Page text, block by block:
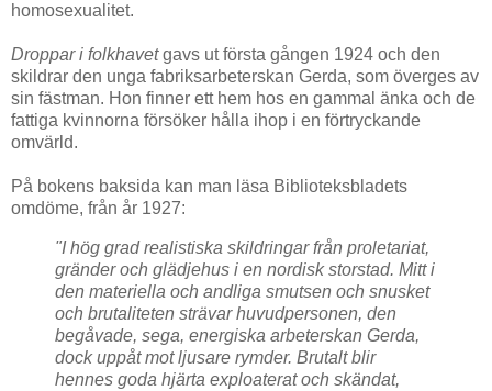
homosexualitet.
Droppar i folkhavetgavs ut första gången 1924 och den
skildrar den unga fabriksarbeterskan Gerda, som överges av
sin fästman. Hon finner ett hem hos en gammal änka och de
fattiga kvinnorna försöker hålla ihop i en förtryckande
omvärld.
På bokens baksida kan man läsa Biblioteksbladets
omdöme, från år 1927:
"I hög grad realistiska skildringar från proletariat,
gränder och glädjehus i en nordisk storstad. Mitt i
den materiella och andliga smutsen och snusket
och brutaliteten strävar huvudpersonen, den
begåvade, sega, energiska arbeterskan Gerda,
dock uppåt mot ljusare rymder. Brutalt blir
hennes goda hjärta exploaterat och skändat,